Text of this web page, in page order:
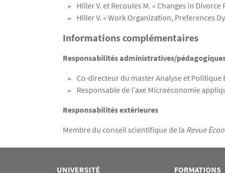
Hiller V. et Recoules M. « Changes in
Hiller V. « Work Organization, Preferences
Informations complémentaires
Responsabilités administratives/
Co-directeur du master Analyse et Politique
Responsable de l’axe Microéconomie
Responsabilités extérieures
Membre du conseil scientifique de la Revue
UNIVERSITÉ FORMATIONS